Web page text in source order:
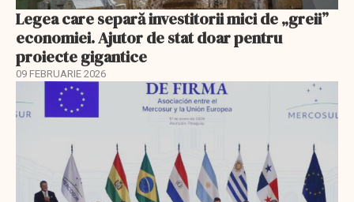
Legea care separă investitorii mici de „greii”
economiei. Ajutor de stat doar pentru
proiecte gigantice
09 FEBRUARIE 2026